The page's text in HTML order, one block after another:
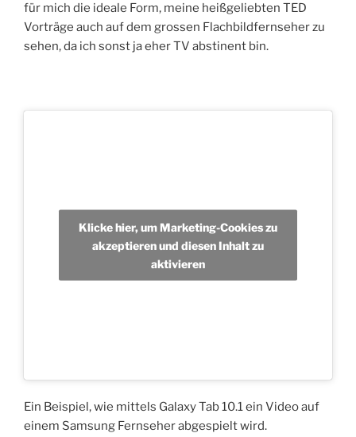
für mich die ideale Form, meine heißgeliebten TED
Vorträge auch auf dem grossen Flachbildfernseher zu
sehen, da ich sonst ja eher TV abstinent bin.
Klicke hier, um Marketing-Cookies zu
akzeptieren und diesen Inhalt zu
aktivieren
Ein Beispiel, wie mittels Galaxy Tab 10.1 ein Video auf
einem Samsung Fernseher abgespielt wird.